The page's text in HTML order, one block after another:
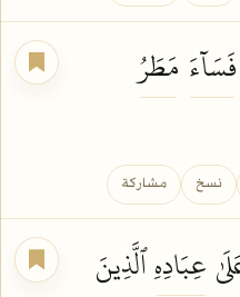
فَسَآءَ مَطَرُ
نسخ مشاركة
عِبَادِهِٱلَّذِينَ